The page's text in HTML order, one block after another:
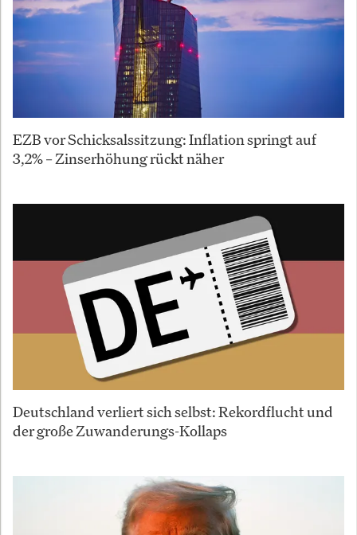
EZB vor Schicksalssitzung: Inflation springt auf
3,2% – Zinserhöhung rückt näher
Deutschland verliert sich selbst: Rekordflucht und
der große Zuwanderungs-Kollaps